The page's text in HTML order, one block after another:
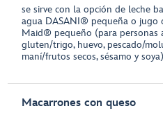
se sirve con la opción de leche
agua DASANI® pequeña o jugo
Maid® pequeño (para personas
gluten/trigo, huevo, pescado/
maní/frutos secos, sésamo y soya)
Macarrones con queso